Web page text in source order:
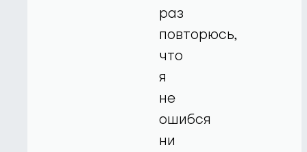
раз
повторюсь,
что
я
не
ошибся
ни